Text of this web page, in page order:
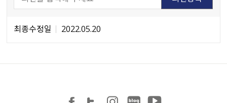
최종수정일 2022.05.20